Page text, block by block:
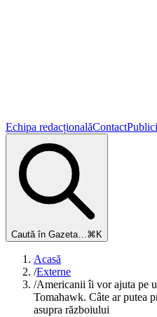
Echipa redacționalăContact
Caută în Gazeta…⌘K
Acasă
/Externe
/Americanii îi vor ajuta pe
Tomahawk. Câte ar putea
asupra războiului